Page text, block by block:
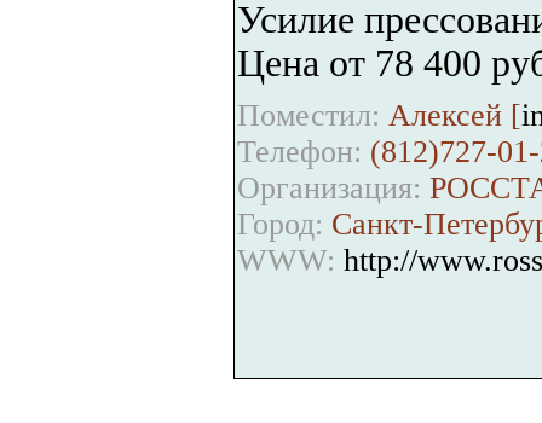
Усилие
Цена от 78 400
Поместил: Алексей [
Телефон: (812)727-
Организация:
Город: Санкт-
WWW: http://